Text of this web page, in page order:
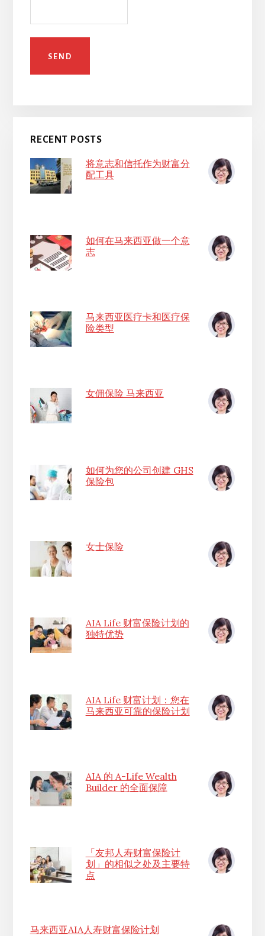
RECENT POSTS
将意志和信托作为财富分
配工具
如何在马来西亚做一个意
志
马来西亚医疗卡和医疗保
险类型
女佣保险 马来西亚
如何为您的公司创建 GHS
保险包
女士保险
AIA Life 财富保险计划的
独特优势
AIA Life 财富计划：您在
马来西亚可靠的保险计划
AIA 的 A-Life Wealth
Builder 的全面保障
「友邦人寿财富保险计
划」的相似之处及主要特
点
马来西亚AIA人寿财富保险计划